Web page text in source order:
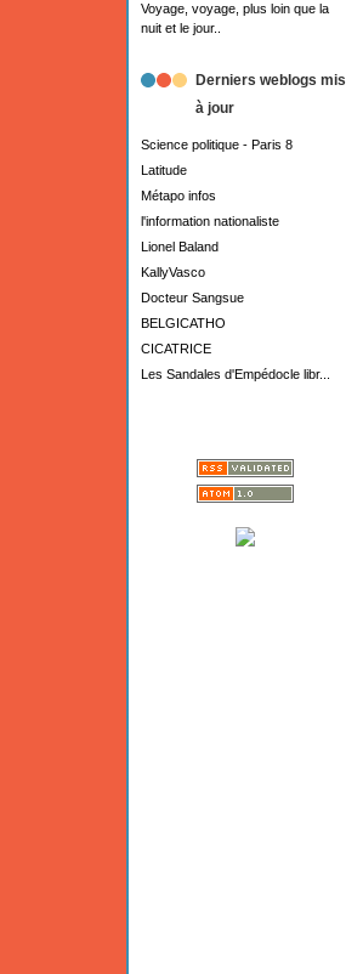
Voyage, voyage, plus loin que la
nuit et le jour..
Derniers weblogs mis
à jour
Science politique - Paris 8
Latitude
Métapo infos
l'information nationaliste
Lionel Baland
KallyVasco
Docteur Sangsue
BELGICATHO
CICATRICE
Les Sandales d'Empédocle libr...